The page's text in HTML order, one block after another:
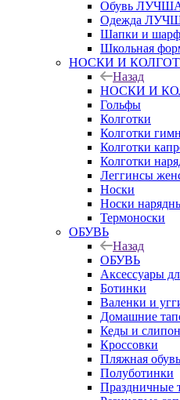
Обувь
Одежда
Шапки и
Школьная
НОСКИ И
Назад
НОСКИ И
Гольфы
Колготки
Колготки
Колготки
Колготки
Леггинсы
Носки
Носки
Термоноски
ОБУВЬ
Назад
ОБУВЬ
Аксессуары
Ботинки
Валенки и
Домашние
Кеды и
Кроссовки
Пляжная обувь
Полуботинки
Праздничные